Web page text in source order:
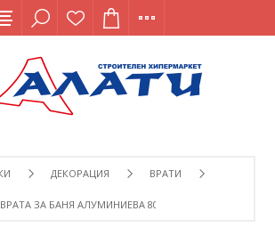
ДЕКОРАЦИЯ ВРАТИ
ВРАТА ЗА БАНЯ АЛУМИНИЕВА 80/200 + КАСА И ДРЪЖКА